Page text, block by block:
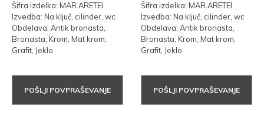
Šifra izdelka: MAR.ARETEl
Izvedba: Na ključ, cilinder, wc
Obdelava: Antik bronasta,
Bronasta, Krom, Mat krom,
Grafit, Jeklo
POŠLJI POVPRAŠEVANJE
Šifra izdelka: MAR.ARETEl
Izvedba: Na ključ, cilinder, wc
Obdelava: Antik bronasta,
Bronasta, Krom, Mat krom,
Grafit, Jeklo
POŠLJI POVPRAŠEVANJE